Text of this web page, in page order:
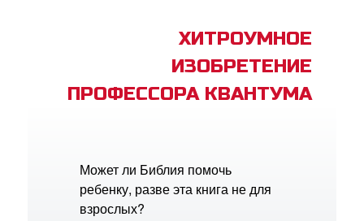
ХИТРОУМНОЕ
ИЗОБРЕТЕНИЕ
ПРОФЕССОРА КВАНТУМА
Может ли Библия помочь
ребенку, разве эта книга не для
взрослых?